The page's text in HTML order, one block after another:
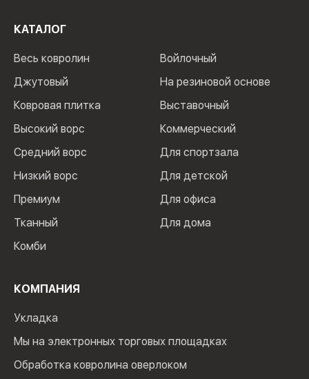
КАТАЛОГ
Весь ковролин
Джутовый
Ковровая плитка
Высокий ворс
Средний ворс
Низкий ворс
Премиум
Тканный
Комби
Войлочный
На резиновой основе
Выставочный
Коммерческий
Для спортзала
Для детской
Для офиса
Для дома
КОМПАНИЯ
Укладка
Мы на электронных торговых площадках
Обработка ковролина оверлоком